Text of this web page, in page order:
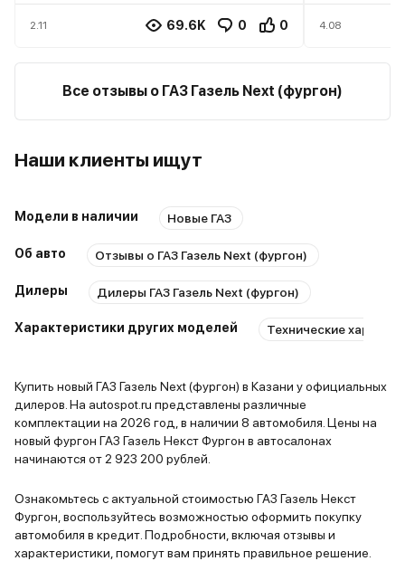
и еще 15 опций
3 013 200 ₽
3 348 000 ₽
3 013 200 ₽
3 743 000 ₽
и еще 8 опций
ГАЗ • Газель Next (фургон)
2.11 69.6K 0 0
Не вижу
чему-то
4.08
Все отзывы о ГАЗ Газель Next (фургон)
Наши клиенты ищут
Модели в наличии Новые ГАЗ
Об авто Отзывы о ГАЗ Газель Next (фургон)
Дилеры Дилеры ГАЗ Газель Next (фургон)
Характеристики других моделей Технические
Купить новый ГАЗ Газель Next (фургон) в Казани у официальных
дилеров. На autospot.ru представлены различные
комплектации на 2026 год, в наличии 8 автомобиля. Цены на
новый фургон ГАЗ Газель Некст Фургон в автосалонах
начинаются от 2 923 200 рублей.
Ознакомьтесь с актуальной стоимостью ГАЗ Газель Некст
Фургон, воспользуйтесь возможностью оформить покупку
автомобиля в кредит. Подробности, включая отзывы и
характеристики, помогут вам принять правильное решение.